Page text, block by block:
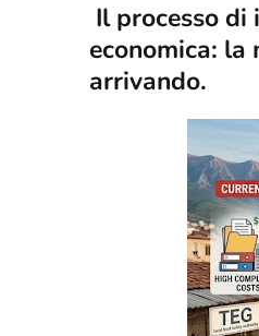
Il processo di
economica:
arrivando.